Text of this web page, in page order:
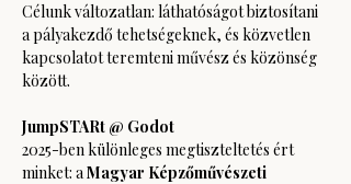
Célunk változatlan: láthatóságot biztosítani
a pályakezdő tehetségeknek, és közvetlen
kapcsolatot teremteni művész és közönség
között.
JumpSTARt @ Godot
2025-ben különleges megtiszteltetés ért
minket: a Magyar Képzőművészeti